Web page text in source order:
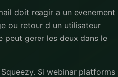
doit reagir a un evenement
ou retour d un utilisateur
peut gerer les deux dans le
Si webinar platforms